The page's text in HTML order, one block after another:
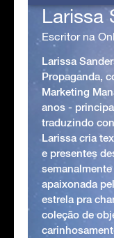
Larissa
Escritor na
Larissa
Propaganda,
Marketing
anos -
traduzindo
Larissa cria
e presentes
apaixonada
estrela pra
coleção de